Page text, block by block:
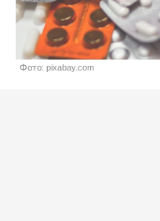
Фото: pixabay.com